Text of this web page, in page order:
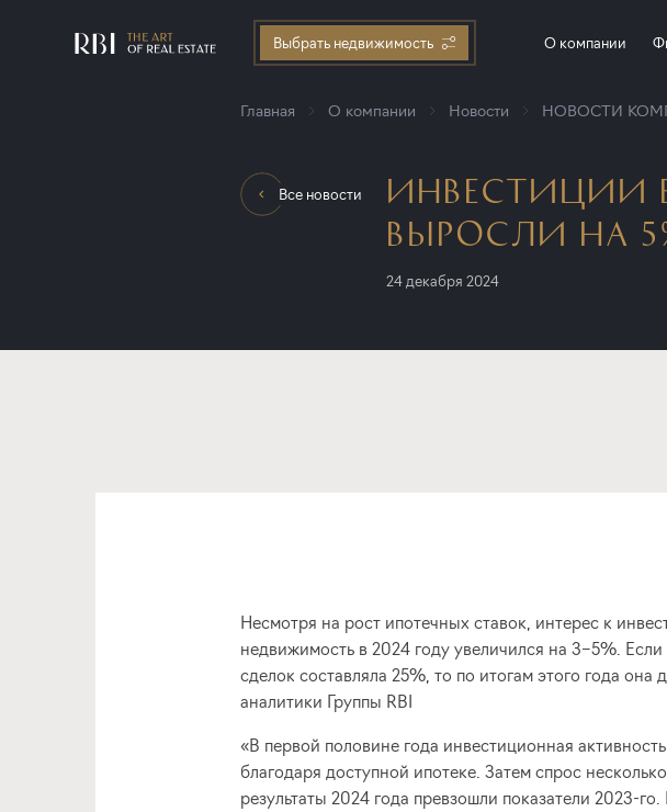
Выбрать недвижимость О компании
Главная О компании Новости НОВОСТИ
Все новости
ИНВЕСТИЦИИ
ВЫРОСЛИ НА
24 декабря 2024
Несмотря на рост ипотечных ставок, интерес к
недвижимость в 2024 году увеличился на 3–5%. Если
сделок составляла 25%, то по итогам этого года
аналитики Группы RBI
«В первой половине года инвестиционная
благодаря доступной ипотеке. Затем спрос
результаты 2024 года превзошли показатели 2023-